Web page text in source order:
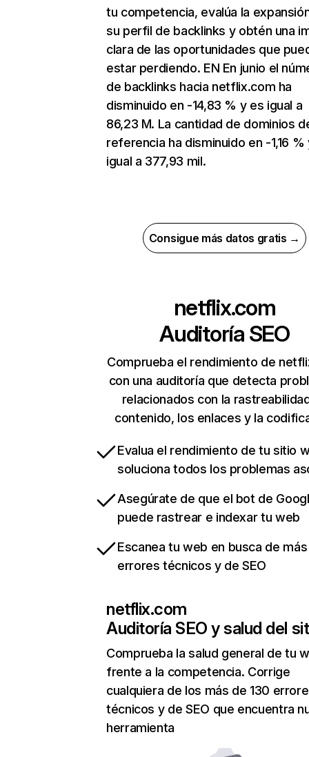
tu competencia, evalúa la
su perfil de backlinks y obtén una
clara de las oportunidades que
estar perdiendo. EN En junio el
de backlinks hacia netflix.com ha
disminuido en -14,83 % y es igual a
86,23 M. La cantidad de dominios
referencia ha disminuido en -1,16 %
igual a 377,93 mil.
Consigue más datos gratis →
netflix.com
Auditoría SEO
Comprueba el rendimiento de
con una auditoría que detecta
relacionados con la
contenido, los enlaces y la
Evalua el rendimiento de tu sitio
soluciona todos los problemas
Asegúrate de que el bot de
puede rastrear e indexar tu web
Escanea tu web en busca de
errores técnicos y de SEO
netflix.com
Auditoría SEO y salud del
Comprueba la salud general de tu
frente a la competencia. Corrige
cualquiera de los más de 130
técnicos y de SEO que encuentra
herramienta